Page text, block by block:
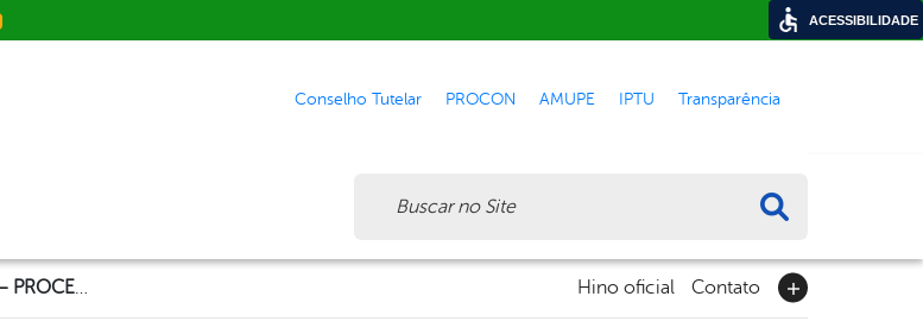
Conselho Tutelar PROCON AMUPE IPTU Transparência
PREGÃO PRESENCIAL Nº 027/2018 – PROCESSO LICITATÓRIO Nº 038/2018 – ENCERRADO Hino oficial Contato
ACESSIBILIDADE